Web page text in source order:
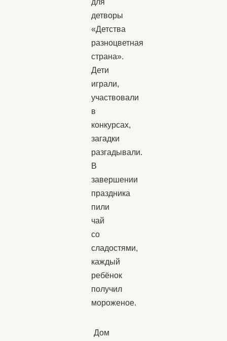
детворы
«Детства
разноцветная
страна».
Дети
играли,
участвовали
в
конкурсах,
загадки
разгадывали.
В
завершении
праздника
пили
чай
со
сладостями,
каждый
ребёнок
получил
мороженое.
Дом